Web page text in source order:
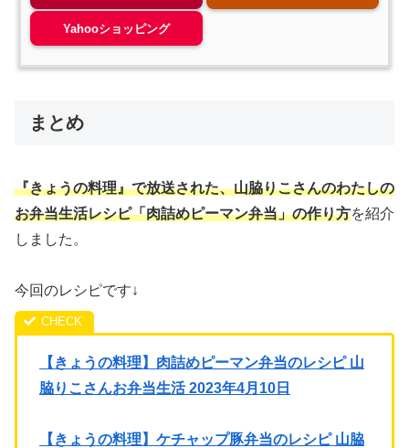
Yahooショッピング
まとめ
『きょうの料理』で放送された、山脇りこさんのわたしの
お弁当生活レシピ「肉詰めピーマン弁当」の作り方を紹介
しました。
今回のレシピです↓
【きょうの料理】肉詰めピーマン弁当のレシピ 山
脇りこさんお弁当生活 2023年4月10日
【きょうの料理】ケチャップ豚弁当のレシピ 山脇